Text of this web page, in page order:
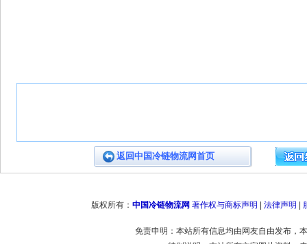
返回中国冷链物流网首页
版权所有： 中国冷链物流网 著作权与商标声明 | 法律声明 |
免责申明：本站所有信息均由网友自由发布，